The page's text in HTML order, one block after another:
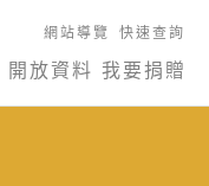
網站導覽 快速查詢
開放資料 我要捐贈